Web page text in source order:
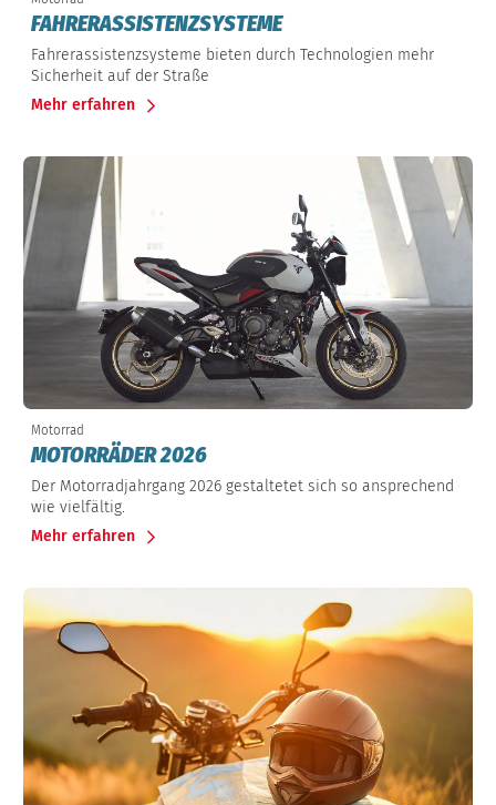
FAHRERASSISTENZSYSTEME
Fahrerassistenzsysteme bieten durch Technologien mehr
Sicherheit auf der Straße
Mehr erfahren
Motorrad
MOTORRÄDER 2026
Der Motorradjahrgang 2026 gestaltetet sich so ansprechend
wie vielfältig.
Mehr erfahren